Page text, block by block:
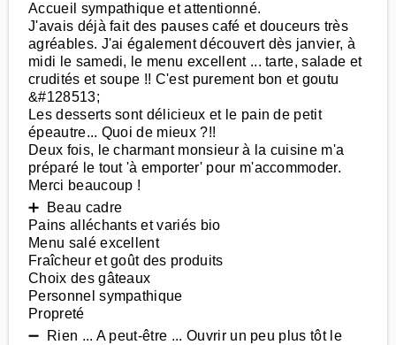
Accueil sympathique et attentionné.
J'avais déjà fait des pauses café et douceurs très
agréables. J'ai également découvert dès janvier, à
midi le samedi, le menu excellent ... tarte, salade et
crudités et soupe !! C'est purement bon et goutu
&#128513;
Les desserts sont délicieux et le pain de petit
épeautre... Quoi de mieux ?!!
Deux fois, le charmant monsieur à la cuisine m'a
préparé le tout 'à emporter' pour m'accommoder.
Merci beaucoup !
➕ Beau cadre
Pains alléchants et variés bio
Menu salé excellent
Fraîcheur et goût des produits
Choix des gâteaux
Personnel sympathique
Propreté
➖ Rien ... A peut-être ... Ouvrir un peu plus tôt le